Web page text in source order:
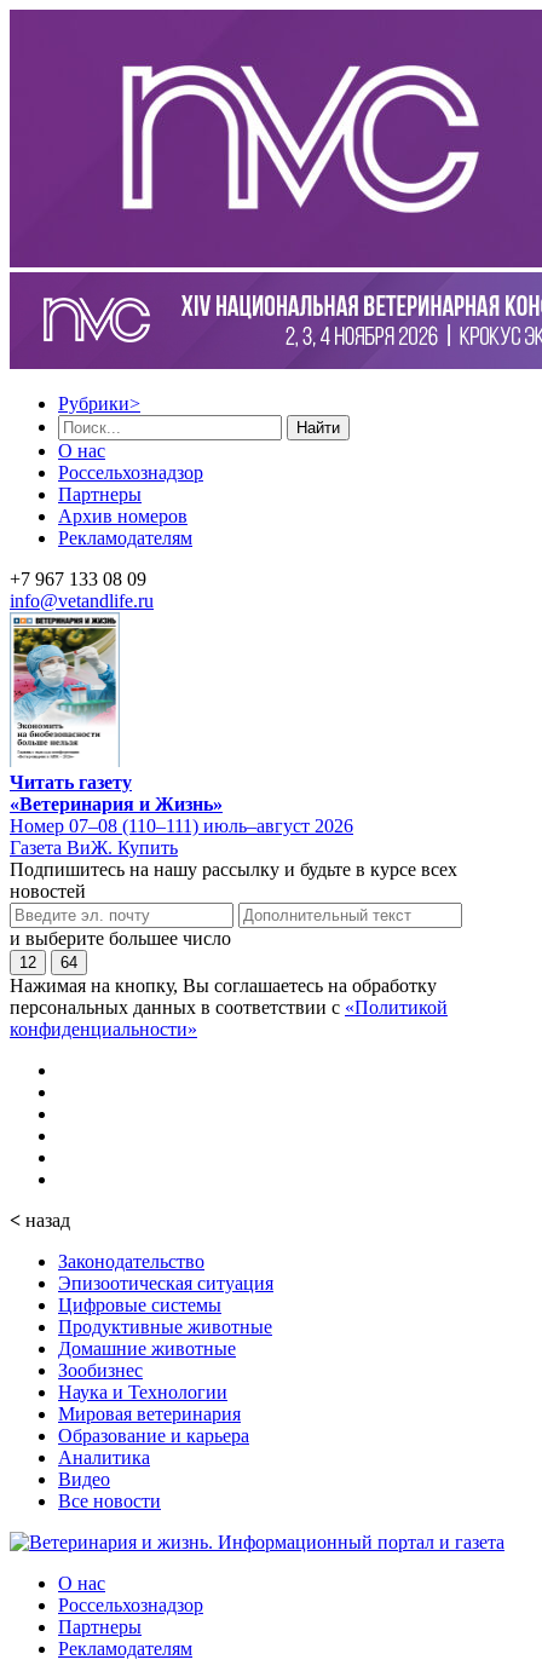
Рубрики>
Найти
О нас
Россельхознадзор
Партнеры
Архив номеров
Рекламодателям
+7 967 133 08 09
info@vetandlife.ru
Читать газету
«Ветеринария и Жизнь»
Номер 07–08 (110–111) июль–август 2026
Газета ВиЖ. Купить
Подпишитесь на нашу рассылку и будьте в курсе всех
новостей
и выберите большее число
12 64
Нажимая на кнопку, Вы соглашаетесь на обработку
персональных данных в соответствии с «Политикой
конфиденциальности»
< назад
Законодательство
Эпизоотическая ситуация
Цифровые системы
Продуктивные животные
Домашние животные
Зообизнес
Наука и Технологии
Мировая ветеринария
Образование и карьера
Аналитика
Видео
Все новости
О нас
Россельхознадзор
Партнеры
Рекламодателям